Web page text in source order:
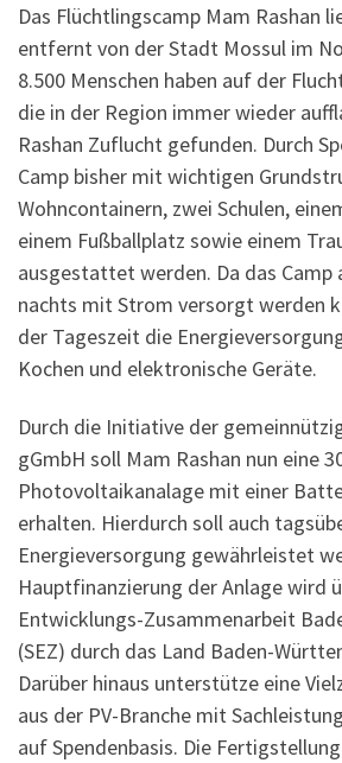
Das Flüchtlingscamp Mam Rashan
entfernt von der Stadt Mossul im
8.500 Menschen haben auf der
die in der Region immer wieder
Rashan Zuflucht gefunden. Durch
Camp bisher mit wichtigen
Wohncontainern, zwei Schulen,
einem Fußballplatz sowie einem
ausgestattet werden. Da das Camp
nachts mit Strom versorgt werden
der Tageszeit die
Kochen und elektronische Geräte.
Durch die Initiative der
gGmbH soll Mam Rashan nun eine
Photovoltaikanalage mit einer
erhalten. Hierdurch soll auch
Energieversorgung gewährleistet
Hauptfinanzierung der Anlage wird
Entwicklungs-Zusammenarbeit
(SEZ) durch das Land Baden-
Darüber hinaus unterstütze eine
aus der PV-Branche mit
auf Spendenbasis. Die